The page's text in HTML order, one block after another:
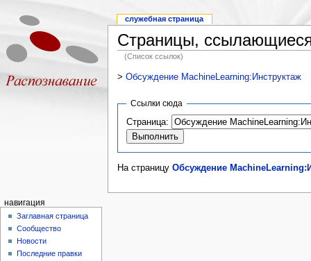
Страницы,
(Список ссылок)
> Обсуждение MachineLearning:Инструктаж
Ссылки сюда
Страница:
На страницу Обсуждение
служебная страница
навигация
Заглавная страница
Сообщество
Новости
Последние правки